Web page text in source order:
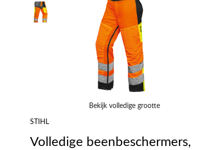
Bekijk volledige grootte
STIHL
Volledige beenbeschermers,